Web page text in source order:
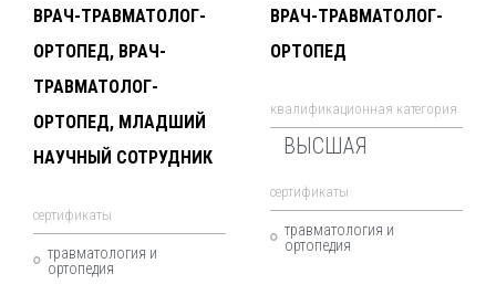
ВРАЧ-ТРАВМАТОЛОГ-
ОРТОПЕД, ВРАЧ-
ТРАВМАТОЛОГ-
ОРТОПЕД, МЛАДШИЙ
НАУЧНЫЙ СОТРУДНИК
cертификаты
травматология и
ортопедия
ВРАЧ-ТРАВМАТОЛОГ-
ОРТОПЕД
квалификационная категория
ВЫСШАЯ
cертификаты
травматология и
ортопедия